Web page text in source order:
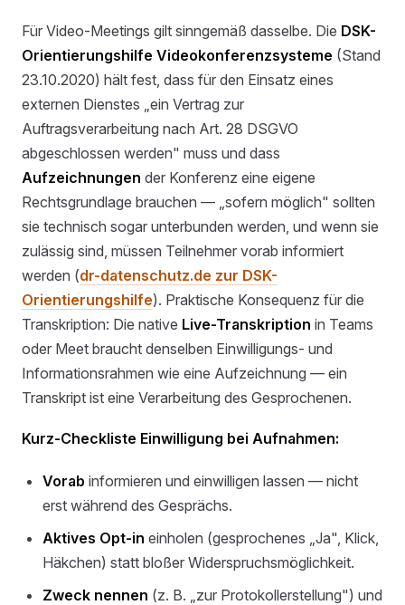
Für Video-Meetings gilt sinngemäß dasselbe. Die DSK-
Orientierungshilfe Videokonferenzsysteme (Stand
23.10.2020) hält fest, dass für den Einsatz eines
externen Dienstes „ein Vertrag zur
Auftragsverarbeitung nach Art. 28 DSGVO
abgeschlossen werden" muss und dass
Aufzeichnungen der Konferenz eine eigene
Rechtsgrundlage brauchen — „sofern möglich" sollten
sie technisch sogar unterbunden werden, und wenn sie
zulässig sind, müssen Teilnehmer vorab informiert
werden (dr-datenschutz.de zur DSK-
Orientierungshilfe). Praktische Konsequenz für die
Transkription: Die native Live-Transkription in Teams
oder Meet braucht denselben Einwilligungs- und
Informationsrahmen wie eine Aufzeichnung — ein
Transkript ist eine Verarbeitung des Gesprochenen.
Kurz-Checkliste Einwilligung bei Aufnahmen:
Vorab informieren und einwilligen lassen — nicht
erst während des Gesprächs.
Aktives Opt-in einholen (gesprochenes „Ja", Klick,
Häkchen) statt bloßer Widerspruchsmöglichkeit.
Zweck nennen (z. B. „zur Protokollerstellung") und